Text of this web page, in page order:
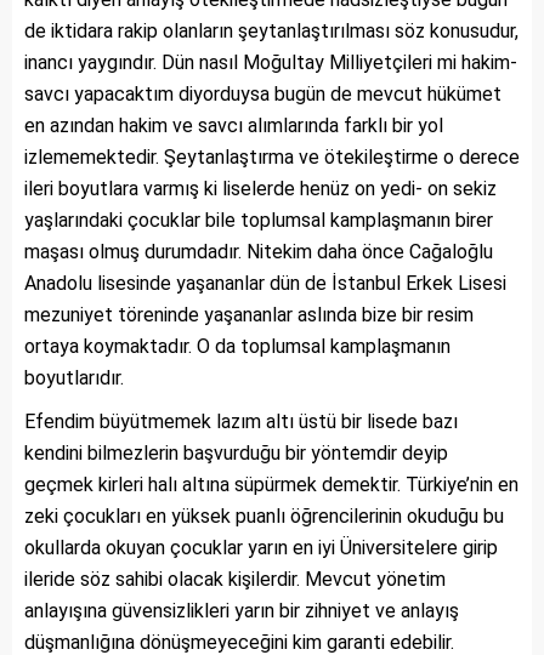
de iktidara rakip olanların şeytanlaştırılması söz konusudur,
inancı yaygındır. Dün nasıl Moğultay Milliyetçileri mi hakim-
savcı yapacaktım diyorduysa bugün de mevcut hükümet
en azından hakim ve savcı alımlarında farklı bir yol
izlememektedir. Şeytanlaştırma ve ötekileştirme o derece
ileri boyutlara varmış ki liselerde henüz on yedi- on sekiz
yaşlarındaki çocuklar bile toplumsal kamplaşmanın birer
maşası olmuş durumdadır. Nitekim daha önce Cağaloğlu
Anadolu lisesinde yaşananlar dün de İstanbul Erkek Lisesi
mezuniyet töreninde yaşananlar aslında bize bir resim
ortaya koymaktadır. O da toplumsal kamplaşmanın
boyutlarıdır.
Efendim büyütmemek lazım altı üstü bir lisede bazı
kendini bilmezlerin başvurduğu bir yöntemdir deyip
geçmek kirleri halı altına süpürmek demektir. Türkiye’nin en
zeki çocukları en yüksek puanlı öğrencilerinin okuduğu bu
okullarda okuyan çocuklar yarın en iyi Üniversitelere girip
ileride söz sahibi olacak kişilerdir. Mevcut yönetim
anlayışına güvensizlikleri yarın bir zihniyet ve anlayış
düşmanlığına dönüşmeyeceğini kim garanti edebilir.